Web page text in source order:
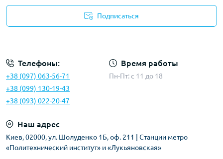
Подписаться
Телефоны:
+38 (097) 063-56-71
+38 (099) 130-19-43
+38 (093) 022-20-47
Время работы
Пн-Пт: c 11 до 18
Наш адрес
Киев, 02000, ул. Шолуденко 1Б, оф. 211 | Станции метро
«Политехнический институт» и «Лукьяновская»